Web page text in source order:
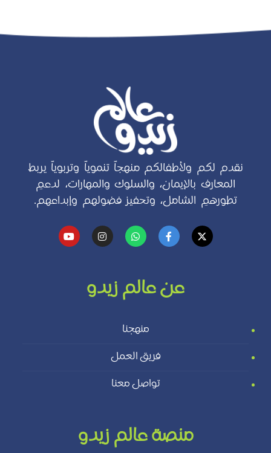
نقدم لكم ولأطفالكم منهجاً تنموياً وتربوياً يربط
المعارف بالإيمان، والسلوك والمهارات، لدعمِ
تطورهمِ الشامل، وتحفيز فضولهم وإبداعهم.
عن عالم زيدو
منهجنا
فريق العمل
تواصل معنا
منصة عالم زيدو